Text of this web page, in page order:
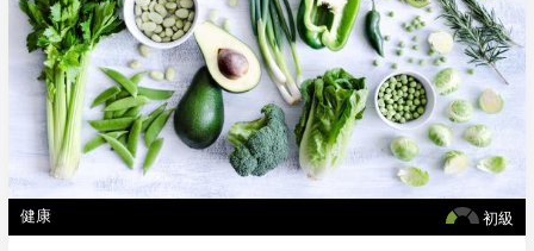
初級
健康